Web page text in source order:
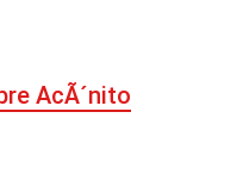
AcÃ´nito